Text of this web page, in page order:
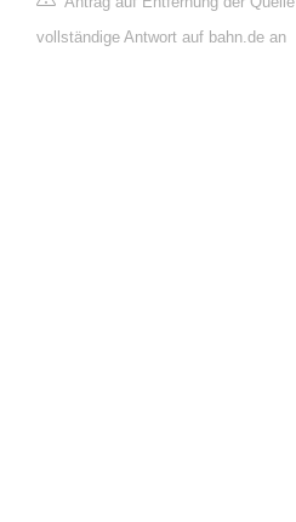
vollständige Antwort auf bahn.de an